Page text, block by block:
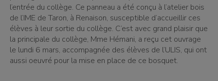
l’entrée du collège. Ce panneau a été conçu à l’atelier bois
de l’IME de Taron, à Renaison, susceptible d’accueillir ces
élèves à leur sortie du collège. C’est avec grand plaisir que
la principale du collège, Mme Hémani, a reçu cet ouvrage
le lundi 6 mars, accompagnée des élèves de l’ULIS, qui ont
aussi oeuvré pour la mise en place de ce bosquet.